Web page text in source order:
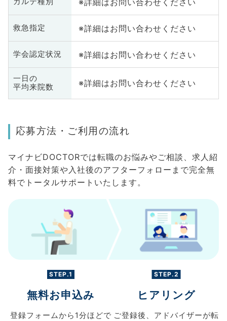
救急指定 ※詳細はお問い合わせください
学会認定状況 ※詳細はお問い合わせください
一日の
平均来院数
※詳細はお問い合わせください
応募方法・ご利用の流れ
マイナビDOCTORでは転職のお悩みやご相談、求人紹
介・面接対策や入社後のアフターフォローまで完全無
料でトータルサポートいたします。
STEP.1
無料お申込み
登録フォームから 1分ほどで
STEP.2
ヒアリング
ご登録後、 アドバイザーが転